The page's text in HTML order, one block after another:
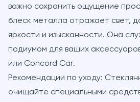
важно сохранить ощущение
блеск металла отражает свет,
яркости и изысканности. Она
подиумом для ваших
или Concord Car.
Рекомендации по уходу:
очищайте специальными